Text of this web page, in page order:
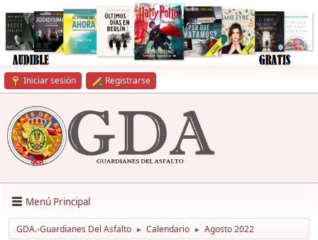
Iniciar sesión Registrarse
Menú Principal
GDA.-Guardianes Del Asfalto ► Calendario ► Agosto 2022